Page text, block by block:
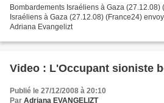
Bombardements Israéliens à Gaza
Israéliens à Gaza (27.12.08) (France24)
Adriana Evangelizt
Video : L'Occupant sioniste
Publié le 27/12/2008 à 20:10
Par Adriana EVANGELIZT